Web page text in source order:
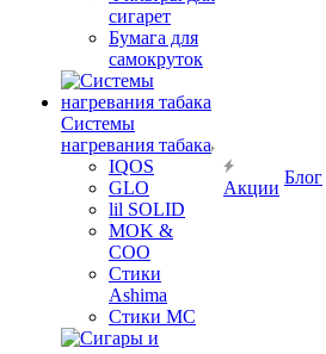
сигарет
Бумага для
самокруток
Системы
нагревания табака
IQOS
GLO
lil SOLID
MOK &
COO
Стики
Ashima
Стики MC
Акции
Блог